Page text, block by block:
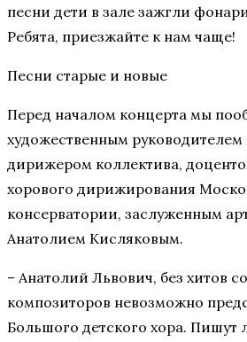
песни дети в зале зажгли
Ребята, приезжайте к нам чаще!
Песни старые и новые
Перед началом концерта мы
художественным
дирижером коллектива,
хорового дирижирования
консерватории, заслуженным
Анатолием Кисляковым.
– Анатолий Львович, без хитов
композиторов невозможно
Большого детского хора. Пишут